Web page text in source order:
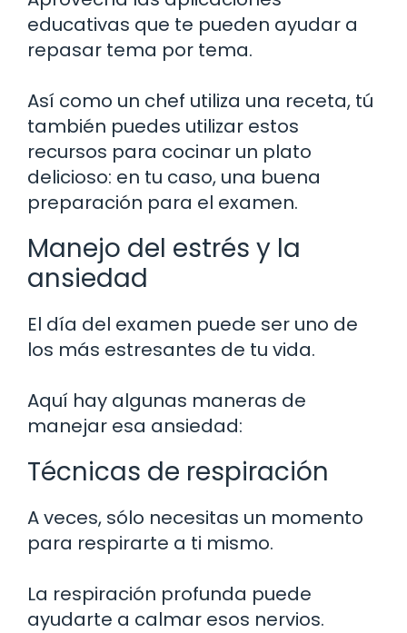
educativas que te pueden ayudar a
repasar tema por tema.
Así como un chef utiliza una receta, tú
también puedes utilizar estos
recursos para cocinar un plato
delicioso: en tu caso, una buena
preparación para el examen.
Manejo del estrés y la
ansiedad
El día del examen puede ser uno de
los más estresantes de tu vida.
Aquí hay algunas maneras de
manejar esa ansiedad:
Técnicas de respiración
A veces, sólo necesitas un momento
para respirarte a ti mismo.
La respiración profunda puede
ayudarte a calmar esos nervios.